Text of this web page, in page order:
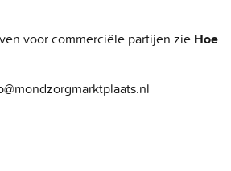
voor commerciële partijen zie Hoe